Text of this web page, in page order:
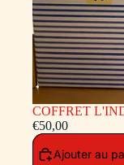
COFFRET L'INDISPENSABLE CITROEN H
REF 25C/561
€50,00
Ajouter au